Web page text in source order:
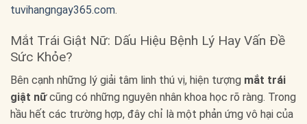
tuvihangngay365.com.
Mắt Trái Giật Nữ: Dấu Hiệu Bệnh Lý Hay Vấn Đề
Sức Khỏe?
Bên cạnh những lý giải tâm linh thú vị, hiện tượng mắt trái
giật nữcũng có những nguyên nhân khoa học rõ ràng. Trong
hầu hết các trường hợp, đây chỉ là một phản ứng vô hại của